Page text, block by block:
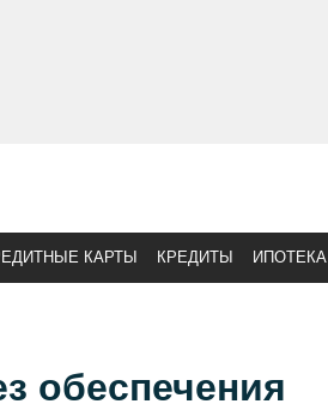
КАРТЫ КРЕДИТЫ ИПОТЕКА
обеспечения